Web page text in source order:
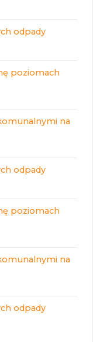
odpady
poziomach
na
odpady
poziomach
na
odpady